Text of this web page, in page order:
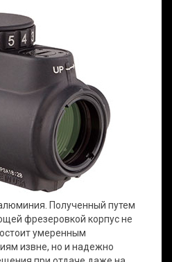
Полученный путем
фрезеровкой корпус не
умеренным
извне, но и надежно